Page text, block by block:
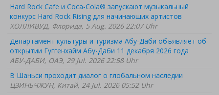
Hard Rock Cafe и Coca-Cola® запускают музыкальный
конкурс Hard Rock Rising для начинающих артистов
ХОЛЛИВУД, Флорида, 5 Aug. 2026 22:07 Uhr
Департамент культуры и туризма Абу-Даби объявляет об
открытии Гуггенхайм Абу-Даби 11 декабря 2026 года
АБУ-ДАБИ, ОАЭ, 29 Jul. 2026 22:58 Uhr
В Шаньси проходит диалог о глобальном наследии
ЦЗИНЬЧЖУН, Китай, 24 Jul. 2026 05:52 Uhr